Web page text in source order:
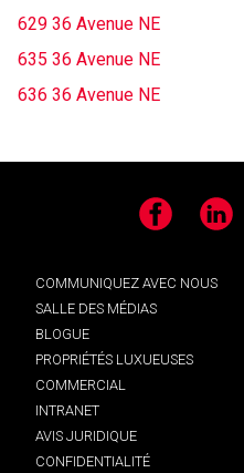
629 36 Avenue NE
635 36 Avenue NE
636 36 Avenue NE
Facebook LinkedIn
COMMUNIQUEZ AVEC NOUS
SALLE DES MÉDIAS
BLOGUE
PROPRIÉTÉS LUXUEUSES
COMMERCIAL
INTRANET
AVIS JURIDIQUE
CONFIDENTIALITÉ